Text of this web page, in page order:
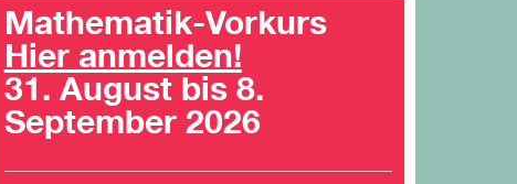
Mathematik-Vorkurs
Hier anmelden!
31. August bis 8.
September 2026